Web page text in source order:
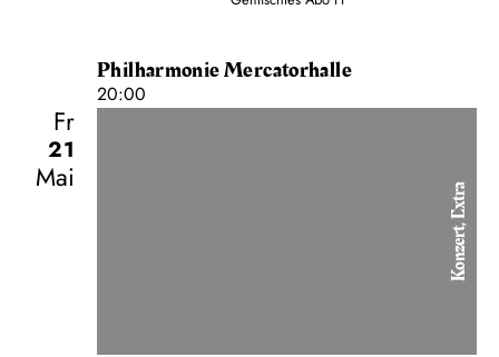
Philharmonie Mercatorhalle
20:00
Fr
21
Mai
Konzert, Extra